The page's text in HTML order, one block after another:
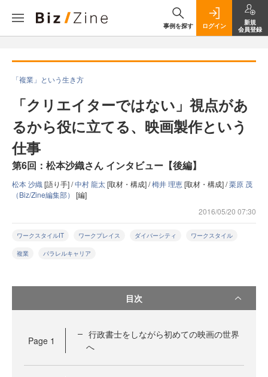
事例を探す ログイン
新規
会員登録
「複業」という生き方
「クリエイターではない」視点があ
るから役に立てる、映画製作という
仕事
第6回：松本沙織さん インタビュー【後編】
松本 沙織 [語り手] /中村 龍太[取材・構成] /栂井 理恵[取材・構成] /栗原 茂
（Biz/Zine編集部） [編]
2016/05/20 07:30
ワークスタイルIT ワークプレイス ダイバーシティ ワークスタイル
複業 パラレルキャリア
目次
Page 1
行政書士をしながら初めての映画の世界
へ